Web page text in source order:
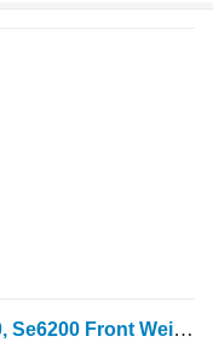
John Deere 6110, 6610, 6300, 6400, Se6200 Front Weight 80 Kg L78555, Al1765